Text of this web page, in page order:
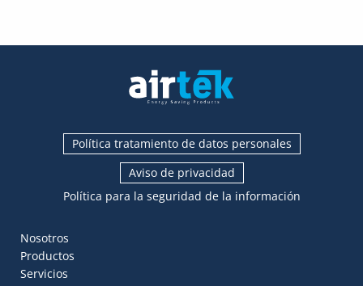
Política tratamiento de datos personales
Aviso de privacidad
Política para la seguridad de la información
Nosotros
Productos
Servicios